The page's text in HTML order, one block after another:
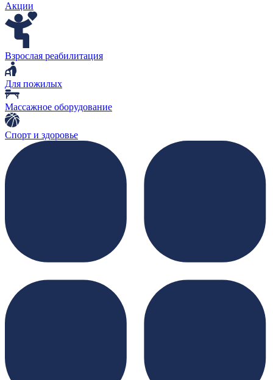
Акции
Взрослая реабилитация
Для пожилых
Массажное оборудование
Спорт и здоровье